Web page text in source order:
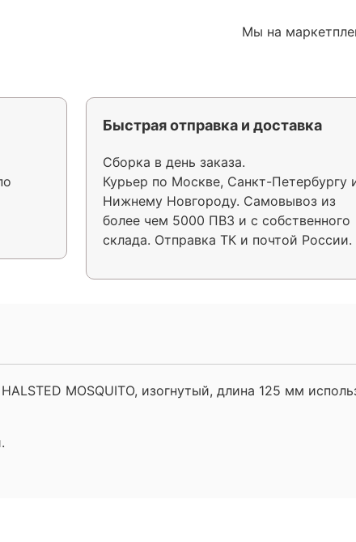
Мы на
Быстрая отправка и доставка
Сборка в день заказа.
Курьер по Москве, Санкт-Петербургу
Нижнему Новгороду. Самовывоз из
более чем 5000 ПВЗ и с собственного
склада. Отправка ТК и почтой России.
MOSQUITO, изогнутый, длина 125 мм